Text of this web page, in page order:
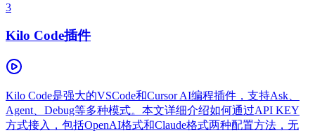
3
Kilo Code插件
Kilo Code是强大的VSCode和Cursor AI编程插件，支持Ask、
Agent、Debug等多种模式。本文详细介绍如何通过API KEY
方式接入，包括OpenAI格式和Claude格式两种配置方法，无